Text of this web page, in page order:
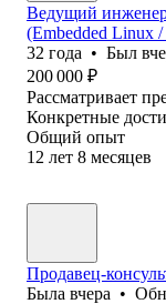
Ведущий
(Embedded Linux
32 года • Был
200 000 ₽
Рассматривает
Конкретные
Общий опыт
12 лет 8 месяцев
Продавец-
Была вчера •